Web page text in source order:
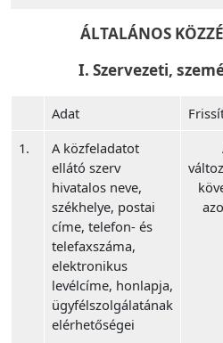
ÁLTALÁNOS
I. Szervezeti,
Adat
1.
A közfeladatot
ellátó szerv
hivatalos neve,
székhelye, postai
címe, telefon- és
telefaxszáma,
elektronikus
levélcíme, honlapja,
ügyfélszolgálatának
elérhetőségei